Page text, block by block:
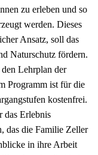
zu erleben und so
werden. Dieses
Ansatz, soll das
Naturschutz fördern.
Lehrplan der
Programm ist für die
kostenfrei.
das Erlebnis
das die Familie Zeller
in ihre Arbeit